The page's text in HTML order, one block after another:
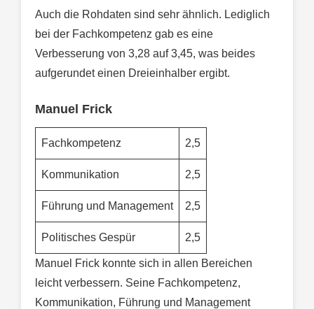
Auch die Rohdaten sind sehr ähnlich. Lediglich
bei der Fachkompetenz gab es eine
Verbesserung von 3,28 auf 3,45, was beides
aufgerundet einen Dreieinhalber ergibt.
Manuel Frick
Fachkompetenz 2,5
Kommunikation 2,5
Führung und Management 2,5
Politisches Gespür 2,5
Manuel Frick konnte sich in allen Bereichen
leicht verbessern. Seine Fachkompetenz,
Kommunikation, Führung und Management